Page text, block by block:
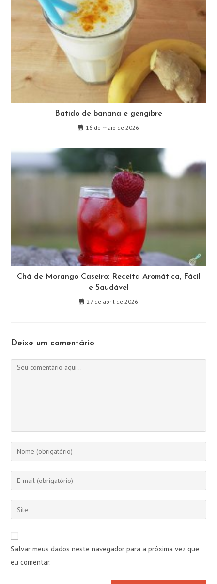
Batido de banana e gengibre
16 de maio de 2026
Chá de Morango Caseiro: Receita Aromática, Fácil
e Saudável
27 de abril de 2026
Deixe um comentário
Comentário
Digite
seu
nome
ou
de
usuário
para
comentar
Digite
seu
endereço
de
para
comentar
Digite
o
do
seu
site
Salvar meus dados neste navegador para a próxima vez que
eu comentar.